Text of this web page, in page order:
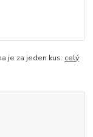
je za jeden kus. celý